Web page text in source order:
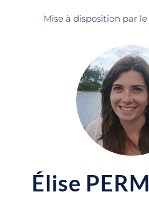
Mise à disposition par
Élise